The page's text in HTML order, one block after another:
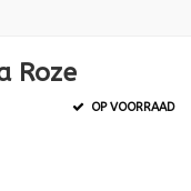
Roze
OP VOORRAAD